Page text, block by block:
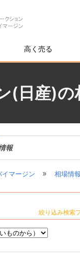
高く売る
(日産)の
報
マージン » 相場情報
絞り込み検索